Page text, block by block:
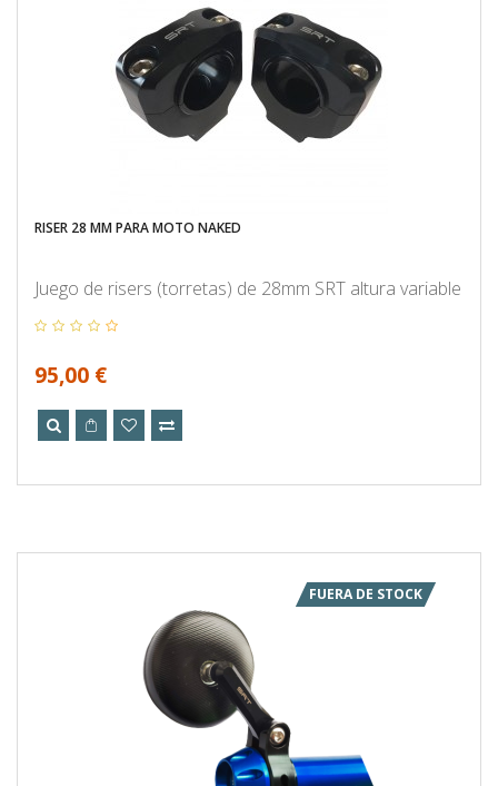
RISER 28 MM PARA MOTO NAKED
Juego de risers (torretas) de 28mm SRT altura variable
95,00 €
FUERA DE STOCK